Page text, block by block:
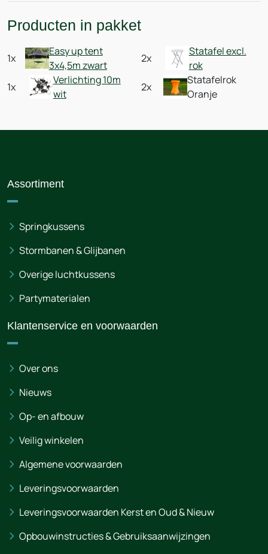
Producten in pakket
1x
Easy up tent
3x4,5m zwart
2x
Statafel excl.
rok
1x
Verlichting 10m
wit
2x
Statafelrok
Oranje
Assortiment
Springkussens
Stormbanen & Glijbanen
Overige luchtkussens
Partymaterialen
Klantenservice en voorwaarden
Over ons
Nieuws
Op- en afbouw
Veilig winkelen
Algemene voorwaarden
Leveringsvoorwaarden
Leveringsvoorwaarden Kerst en Oud & Nieuw
Opbouwinstructies & Gebruiksaanwijzingen